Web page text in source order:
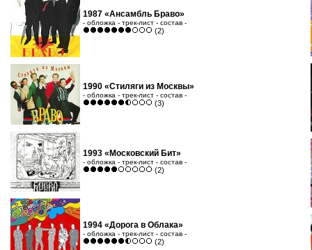
1987 «Ансамбль Браво»
- обложка - трек-лист - состав -
(2)
1990 «Стиляги из Москвы»
- обложка - трек-лист - состав -
(3)
1993 «Московский Бит»
- обложка - трек-лист - состав -
(2)
1994 «Дорога в Облака»
- обложка - трек-лист - состав -
(2)